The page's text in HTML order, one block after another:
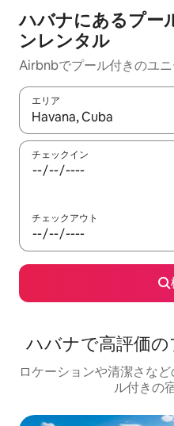
ハバナにあるプー
ンレンタル
Airbnbでプール付きのユ
エリア
検索結果が表示されたら、
チェックイン
チェックアウト
ハバナで高評価
ロケーションや清潔さな
ル付きの